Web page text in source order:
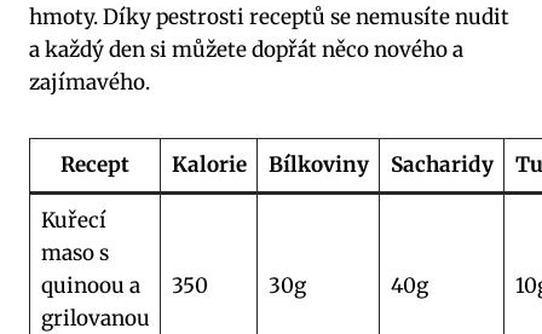
hmoty. Díky pestrosti receptů se nemusíte nudit
a každý den si můžete dopřát něco nového a
zajímavého.
Recept Kalorie Bílkoviny Sacharidy
Kuřecí
maso s
quinoou a
grilovanou
350 30g 40g